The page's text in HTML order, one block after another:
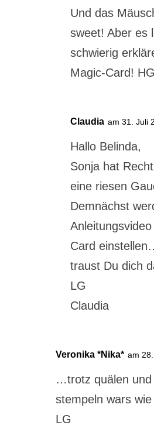
Und das
sweet! Aber es
schwierig
Magic-Card! HG
Claudia am 31. Juli
Hallo Belinda,
Sonja hat
eine riesen
Demnächst
Card
traust Du dich
LG
Claudia
Veronika *Nika* am
…trotz quälen und
stempeln wars
LG